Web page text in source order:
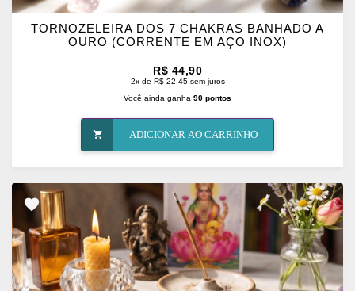
TORNOZELEIRA DOS 7 CHAKRAS BANHADO A
OURO (CORRENTE EM AÇO INOX)
R$ 44,90
2x de R$ 22,45 sem juros
Você ainda ganha 90 pontos
ADICIONAR AO CARRINHO
ADICIONAR
OS
FAVORITOS